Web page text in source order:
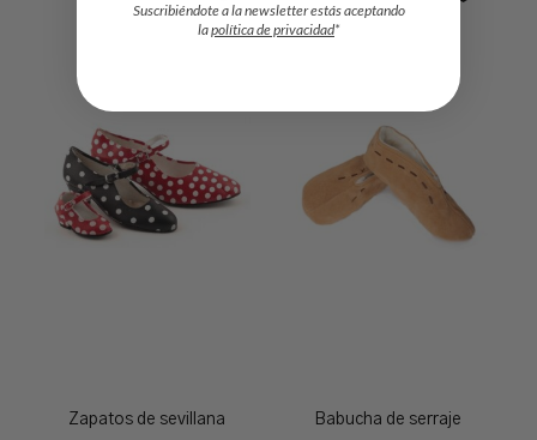
Zapatos de sevillana
Babucha de serraje
Suscribiéndote a la newsletter estás aceptando
lapolítica de privacidad*